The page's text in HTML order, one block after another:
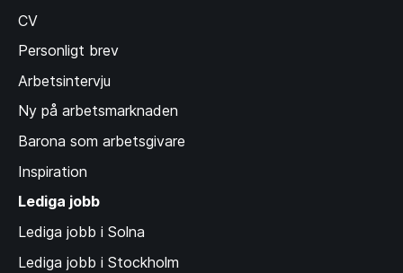
CV
Personligt brev
Arbetsintervju
Ny på arbetsmarknaden
Barona som arbetsgivare
Inspiration
Lediga jobb
Lediga jobb i Solna
Lediga jobb i Stockholm